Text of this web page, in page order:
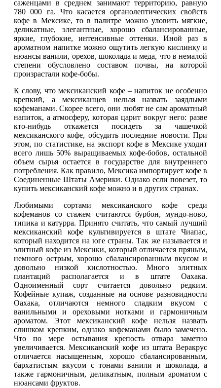
саженцами в среднем занимают территорию, равную
780 000 га. Что касается органолептических свойств
кофе в Мексике, то в палитре можно уловить мягкие,
деликатные, элегантные, хорошо сбалансированные,
яркие, глубокие, интенсивные оттенки. Иной раз в
ароматном напитке можно ощутить легкую кислинку и
нюансы ванили, орехов, шоколада и меда, что в немалой
степени обусловлено составом почвы, на которой
произрастали кофе-бобы.
К слову, что мексиканский кофе – напиток не особенно
крепкий, а мексиканцев нельзя назвать заядлыми
кофеманами. Скорее всего, они любят не сам ароматный
напиток, а атмосферу, которая царит вокруг него: разве
кто-нибудь откажется посидеть за чашечкой
мексиканского кофе, обсудить последние новости. При
этом, по статистике, на экспорт кофе в Мексике уходит
всего лишь 50% выращиваемых кофе-бобов, остальной
объем сырья остается в государстве для внутреннего
потребления. Как правило, Мексика импортирует кофе в
Соединенные Штаты Америки. Однако если повезет, то
купить мексиканский кофе можно и в других странах.
Любимыми сортами мексиканского кофе среди
кофеманов со стажем считаются бурбон, мундо-ново,
типика и катурра. Принято считать, что самый лучший
мексиканский кофе культивируется в штате Чиапас,
который находится на юге страны. Так же называется и
элитный кофе из Мексики, который отличается пряным,
немного острым, хорошо сбалансированным вкусом и
довольно низкой кислотностью. Много элитных
плантаций располагается и в штате Оахака.
Одноименный сорт считается довольно редким.
Кофейные купаж, созданные на основе разновидности
Оахака, отличаются немного сладким вкусом с
ванильными и ореховыми нотками и гармоничным
ароматом. Этот мексиканский кофе нельзя назвать
слишком крепким, однако кофеманами было замечено.
Что по мере остывания крепость отвара заметно
увеличивается. Мексиканский кофе из штата Веракрус
отличается насыщенным, хорошо сбалансированным,
бархатистым вкусом с тонами ванили и шоколада, а
также гармоничным, деликатным, полным ароматом с
нюансами фруктов.